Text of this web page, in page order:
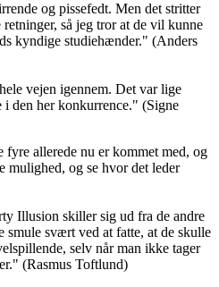
og pissefedt. Men det stritter
så jeg tror at de vil kunne
kyndige studiehænder." (Anders
vejen igennem. Det var lige
i den her konkurrence." (Signe
fyre allerede nu er kommet med, og
mulighed, og se hvor det leder
Illusion skiller sig ud fra de andre
smule svært ved at fatte, at de skulle
selv når man ikke tager
(Rasmus Toftlund)